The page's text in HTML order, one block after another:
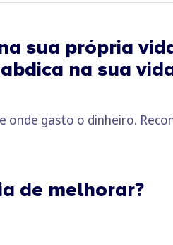
sua própria
na sua
onde gasto o dinheiro.
de melhorar?